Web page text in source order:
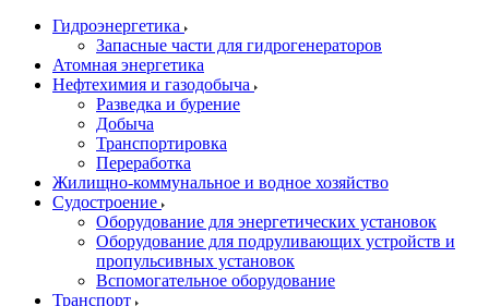
Гидроэнергетика
Запасные части для гидрогенераторов
Атомная энергетика
Нефтехимия и газодобыча
Разведка и бурение
Добыча
Транспортировка
Переработка
Жилищно-коммунальное и водное хозяйство
Судостроение
Оборудование для энергетических установок
Оборудование для подруливающих устройств и
пропульсивных установок
Вспомогательное оборудование
Транспорт